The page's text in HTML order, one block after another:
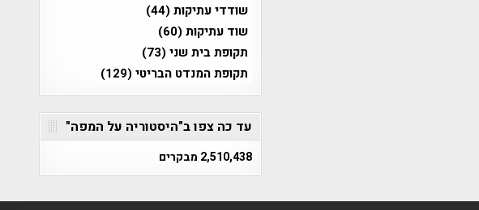
שודדי עתיקות(44)
שוד עתיקות(60)
תקופת בית שני(73)
תקופת המנדט הבריטי(129)
עד כה צפו ב"היסטוריה על המפה"
2,510,438 מבקרים